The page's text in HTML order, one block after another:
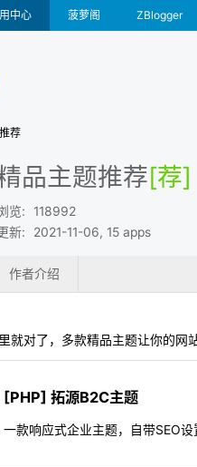
中心 菠萝阁 ZBlogger
荐
品主题推荐[荐]
览:
118992
新: 2021-11-06, 15 apps
作者介绍
就对了，多款精品主题让你的网
[PHP] 拓源B2C主题
一款响应式企业主题，自带SEO